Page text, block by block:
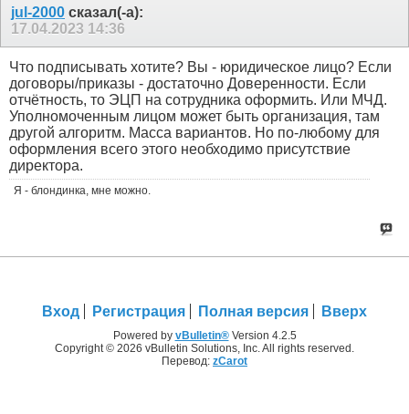
jul-2000 сказал(-а):
17.04.2023 14:36
Что подписывать хотите? Вы - юридическое лицо? Если
договоры/приказы - достаточно Доверенности. Если
отчётность, то ЭЦП на сотрудника оформить. Или МЧД.
Уполномоченным лицом может быть организация, там
другой алгоритм. Масса вариантов. Но по-любому для
оформления всего этого необходимо присутствие
директора.
Я - блондинка, мне можно.
Вход Регистрация Полная версия Вверх
Powered by vBulletin®Version 4.2.5
Copyright © 2026 vBulletin Solutions, Inc. All rights reserved.
Перевод: zCarot